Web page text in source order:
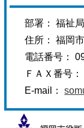
部署： 福祉
住所： 福岡
電話番号：
ＦＡＸ番号
E-mail：